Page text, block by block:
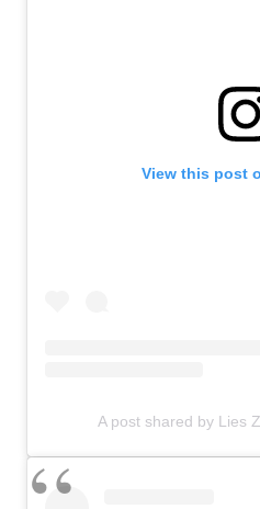
View this post
A post shared by Lies